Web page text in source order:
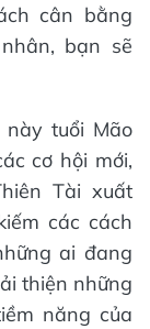
cân bằng
bạn sẽ
này tuổi Mão
cơ hội mới,
Tài xuất
các cách
ai đang
thiện những
năng của